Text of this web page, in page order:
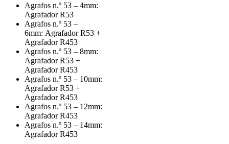
Agrafos n.º 53 – 4mm:
Agrafador R53
Agrafos n.º 53 –
6mm: Agrafador R53 +
Agrafador R453
Agrafos n.º 53 – 8mm:
Agrafador R53 +
Agrafador R453
Agrafos n.º 53 – 10mm:
Agrafador R53 +
Agrafador R453
Agrafos n.º 53 – 12mm:
Agrafador R453
Agrafos n.º 53 – 14mm:
Agrafador R453